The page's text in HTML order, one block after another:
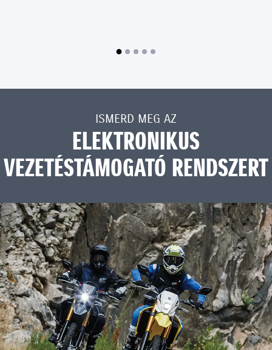
ISMERD MEG AZ
ELEKTRONIKUS
VEZETÉSTÁMOGATÓ RENDSZERT